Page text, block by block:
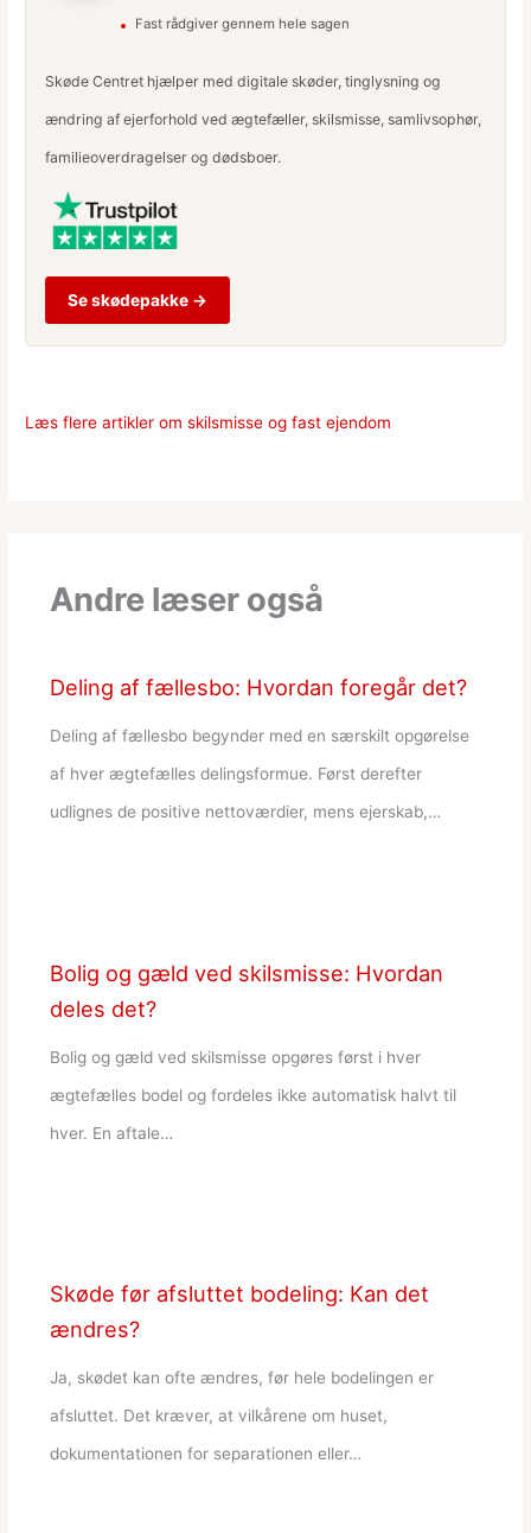
Fast rådgiver gennem hele sagen
Skøde Centret hjælper med digitale skøder, tinglysning og
ændring af ejerforhold ved ægtefæller, skilsmisse, samlivsophør,
familieoverdragelser og dødsboer.
Se skødepakke →
Læs flere artikler om skilsmisse og fast ejendom
Andre læser også
Deling af fællesbo: Hvordan foregår det?
Deling af fællesbo begynder med en særskilt opgørelse
af hver ægtefælles delingsformue. Først derefter
udlignes de positive nettoværdier, mens ejerskab,…
Bolig og gæld ved skilsmisse: Hvordan
deles det?
Bolig og gæld ved skilsmisse opgøres først i hver
ægtefælles bodel og fordeles ikke automatisk halvt til
hver. En aftale…
Skøde før afsluttet bodeling: Kan det
ændres?
Ja, skødet kan ofte ændres, før hele bodelingen er
afsluttet. Det kræver, at vilkårene om huset,
dokumentationen for separationen eller…